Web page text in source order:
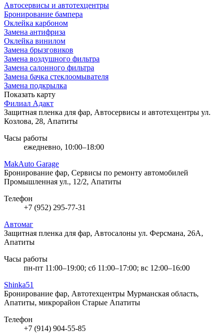
Автосервисы и автотехцентры
Бронирование бампера
Оклейка карбоном
Замена антифриза
Оклейка винилом
Замена брызговиков
Замена воздушного фильтра
Замена салонного фильтра
Замена бачка стеклоомывателя
Замена подкрылка
Показать карту
Филиал Адакт
Защитная пленка для фар, Автосервисы и автотехцентры ул.
Козлова, 28, Апатиты
Часы работы
ежедневно, 10:00–18:00
MakAuto Garage
Бронирование фар, Сервисы по ремонту автомобилей
Промышленная ул., 12/2, Апатиты
Телефон
+7 (952) 295-77-31
Автомаг
Защитная пленка для фар, Автосалоны ул. Ферсмана, 26А,
Апатиты
Часы работы
пн-пт 11:00–19:00; сб 11:00–17:00; вс 12:00–16:00
Shinka51
Бронирование фар, Автотехцентры Мурманская область,
Апатиты, микрорайон Старые Апатиты
Телефон
+7 (914) 904-55-85